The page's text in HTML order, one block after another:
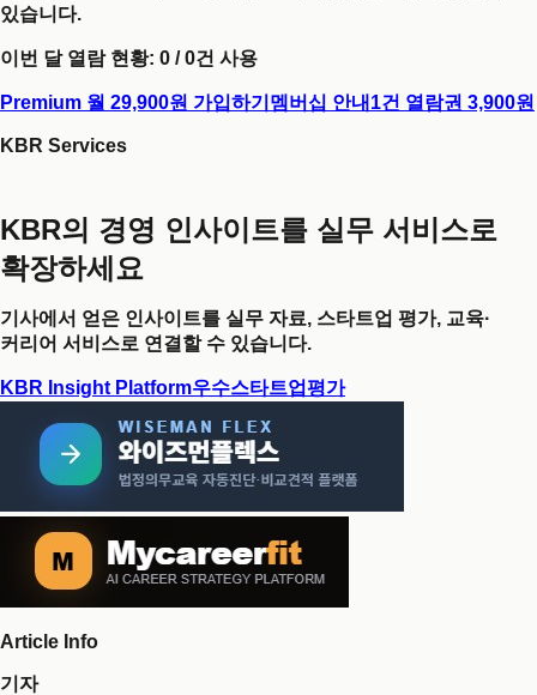
있습니다.
이번 달 열람 현황: 0 /0건 사용
Premium 월 29,900원 가입하기 멤버십 안내 1건 열람권 3,900원
KBR Services
KBR의 경영 인사이트를 실무 서비스로
확장하세요
기사에서 얻은 인사이트를 실무 자료, 스타트업 평가, 교육·
커리어 서비스로 연결할 수 있습니다.
KBR Insight Platform우수스타트업평가
Article Info
기자